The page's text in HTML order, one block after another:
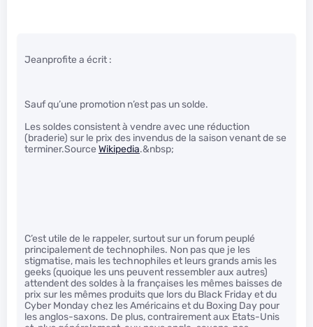
Jeanprofite a écrit :
Sauf qu’une promotion n’est pas un solde.
Les soldes consistent à vendre avec une réduction
(braderie) sur le prix des invendus de la saison venant de se
terminer.Source Wikipedia.&nbsp;
C’est utile de le rappeler, surtout sur un forum peuplé
principalement de technophiles. Non pas que je les
stigmatise, mais les technophiles et leurs grands amis les
geeks (quoique les uns peuvent ressembler aux autres)
attendent des soldes à la françaises les mêmes baisses de
prix sur les mêmes produits que lors du Black Friday et du
Cyber Monday chez les Américains et du Boxing Day pour
les anglos-saxons. De plus, contrairement aux Etats-Unis